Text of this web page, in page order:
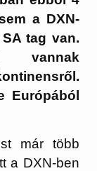
a DXN-
tag van.
vannak
Európából
már több
a DXN-ben